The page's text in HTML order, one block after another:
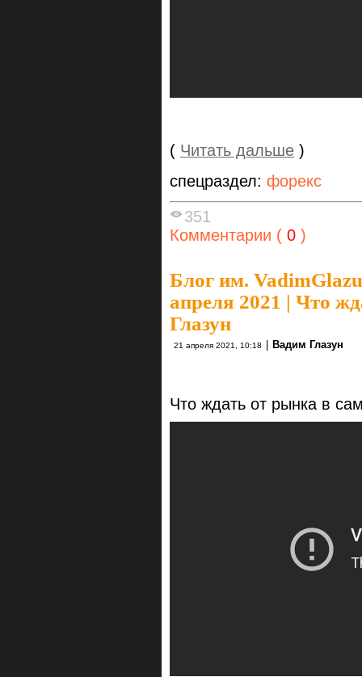
( Читать дальше )
спецраздел: форекс
351
Комментарии ( 0 )
Блог им.
апреля 2021 | Что
Глазун
21 апреля 2021, 10:18 Вадим Глазун
Что ждать от рынка в